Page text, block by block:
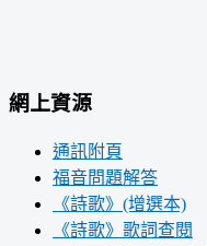
網上資源
通訊附頁
福音問題解答
《詩歌》(增選本)
《詩歌》歌詞查閱